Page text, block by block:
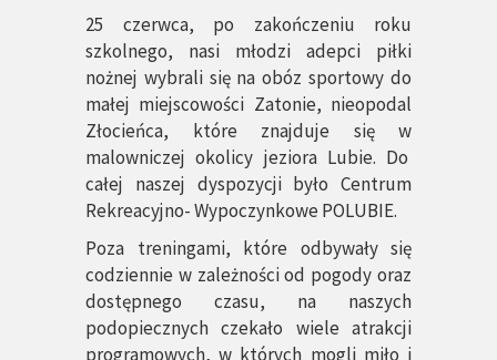
25 czerwca, po zakończeniu roku
szkolnego, nasi młodzi adepci piłki
nożnej wybrali się na obóz sportowy do
małej miejscowości Zatonie, nieopodal
Złocieńca, które znajduje się w
malowniczej okolicy jeziora Lubie. Do
całej naszej dyspozycji było Centrum
Rekreacyjno- Wypoczynkowe POLUBIE.
Poza treningami, które odbywały się
codziennie w zależności od pogody oraz
dostępnego czasu, na naszych
podopiecznych czekało wiele atrakcji
programowych, w których mogli miło i